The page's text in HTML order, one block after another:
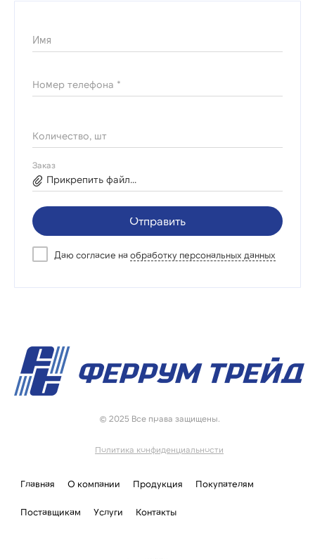
Имя
Номер телефона *
Количество, шт
Заказ
Прикрепить файл...
Отправить
Даю согласие на обработку персональных данных
© 2025 Все права защищены.
Политика конфиденциальности
Главная О компании Продукция Покупателям
Поставщикам Услуги Контакты